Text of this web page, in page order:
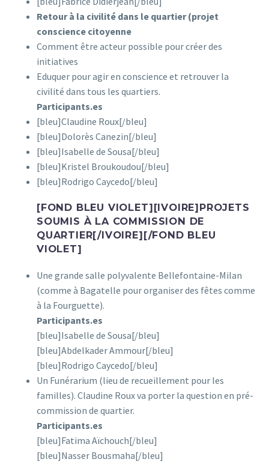
Retour à la civilité dans le quartier (projet
conscience citoyenne
Comment être acteur possible pour créer des
initiatives
Eduquer pour agir en conscience et retrouver la
civilité dans tous les quartiers.
Participants.es
[bleu]Claudine Roux[/bleu]
[bleu]Dolorès Canezin[/bleu]
[bleu]Isabelle de Sousa[/bleu]
[bleu]Kristel Broukoudou[/bleu]
[bleu]Rodrigo Caycedo[/bleu]
[FOND BLEU VIOLET][IVOIRE]PROJETS
SOUMIS À LA COMMISSION DE
QUARTIER[/IVOIRE][/FOND BLEU
VIOLET]
Une grande salle polyvalente Bellefontaine-Milan
(comme à Bagatelle pour organiser des fêtes comme
à la Fourguette).
Participants.es
[bleu]Isabelle de Sousa[/bleu]
[bleu]Abdelkader Ammour[/bleu]
[bleu]Rodrigo Caycedo[/bleu]
Un Funérarium (lieu de recueillement pour les
familles). Claudine Roux va porter la question en pré-
commission de quartier.
Participants.es
[bleu]Fatima Aïchouch[/bleu]
[bleu]Nasser Bousmaha[/bleu]